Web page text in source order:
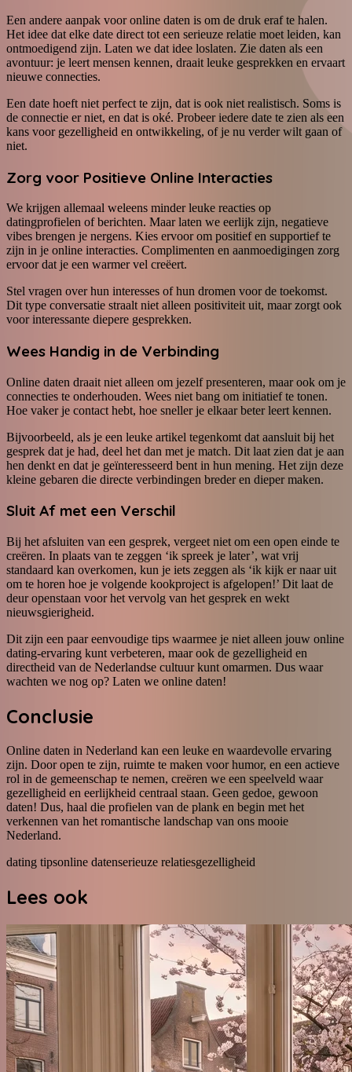
Een andere aanpak voor online daten is om de druk eraf te halen.
Het idee dat elke date direct tot een serieuze relatie moet leiden, kan
ontmoedigend zijn. Laten we dat idee loslaten. Zie daten als een
avontuur: je leert mensen kennen, draait leuke gesprekken en ervaart
nieuwe connecties.
Een date hoeft niet perfect te zijn, dat is ook niet realistisch. Soms is
de connectie er niet, en dat is oké. Probeer iedere date te zien als een
kans voor gezelligheid en ontwikkeling, of je nu verder wilt gaan of
niet.
Zorg voor Positieve Online Interacties
We krijgen allemaal weleens minder leuke reacties op
datingprofielen of berichten. Maar laten we eerlijk zijn, negatieve
vibes brengen je nergens. Kies ervoor om positief en supportief te
zijn in je online interacties. Complimenten en aanmoedigingen zorg
ervoor dat je een warmer vel creëert.
Stel vragen over hun interesses of hun dromen voor de toekomst.
Dit type conversatie straalt niet alleen positiviteit uit, maar zorgt ook
voor interessante diepere gesprekken.
Wees Handig in de Verbinding
Online daten draait niet alleen om jezelf presenteren, maar ook om je
connecties te onderhouden. Wees niet bang om initiatief te tonen.
Hoe vaker je contact hebt, hoe sneller je elkaar beter leert kennen.
Bijvoorbeeld, als je een leuke artikel tegenkomt dat aansluit bij het
gesprek dat je had, deel het dan met je match. Dit laat zien dat je aan
hen denkt en dat je geïnteresseerd bent in hun mening. Het zijn deze
kleine gebaren die directe verbindingen breder en dieper maken.
Sluit Af met een Verschil
Bij het afsluiten van een gesprek, vergeet niet om een open einde te
creëren. In plaats van te zeggen ‘ik spreek je later’, wat vrij
standaard kan overkomen, kun je iets zeggen als ‘ik kijk er naar uit
om te horen hoe je volgende kookproject is afgelopen!’ Dit laat de
deur openstaan voor het vervolg van het gesprek en wekt
nieuwsgierigheid.
Dit zijn een paar eenvoudige tips waarmee je niet alleen jouw online
dating-ervaring kunt verbeteren, maar ook de gezelligheid en
directheid van de Nederlandse cultuur kunt omarmen. Dus waar
wachten we nog op? Laten we online daten!
Conclusie
Online daten in Nederland kan een leuke en waardevolle ervaring
zijn. Door open te zijn, ruimte te maken voor humor, en een actieve
rol in de gemeenschap te nemen, creëren we een speelveld waar
gezelligheid en eerlijkheid centraal staan. Geen gedoe, gewoon
daten! Dus, haal die profielen van de plank en begin met het
verkennen van het romantische landschap van ons mooie
Nederland.
dating tipsonline datenserieuze relatiesgezelligheid
Lees ook